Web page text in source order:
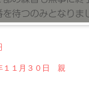
を待つのみとなりま
１１月３０日 親